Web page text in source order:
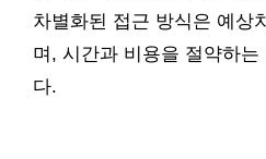
차별화된 접근 방식은 예상
며, 시간과 비용을 절약하는
다.